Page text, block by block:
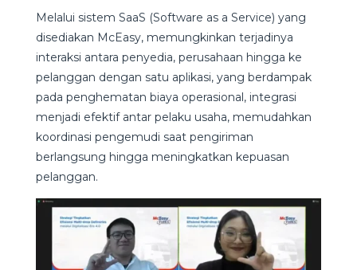
Melalui sistem SaaS (Software as a Service) yang
disediakan McEasy, memungkinkan terjadinya
interaksi antara penyedia, perusahaan hingga ke
pelanggan dengan satu aplikasi, yang berdampak
pada penghematan biaya operasional, integrasi
menjadi efektif antar pelaku usaha, memudahkan
koordinasi pengemudi saat pengiriman
berlangsung hingga meningkatkan kepuasan
pelanggan.